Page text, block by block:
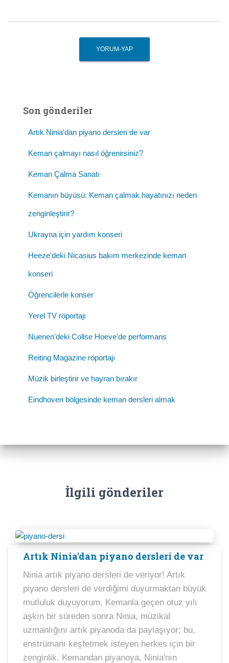
Son gönderiler
Artık Ninia'dan piyano dersleri de var
Keman çalmayı nasıl öğrenirsiniz?
Keman Çalma Sanatı
Kemanın büyüsü: Keman çalmak hayatınızı neden
zenginleştirir?
Ukrayna için yardım konseri
Heeze'deki Nicasius bakım merkezinde keman
konseri
Öğrencilerle konser
Yerel TV röportajı
Nuenen'deki Collse Hoeve'de performans
Reiting Magazine röportajı
Müzik birleştirir ve hayran bırakır
Eindhoven bölgesinde keman dersleri almak
İlgili gönderiler
Artık Ninia'dan piyano dersleri de var
Ninia artık piyano dersleri de veriyor! Artık
piyano dersleri de verdiğimi duyurmaktan büyük
mutluluk duyuyorum. Kemanla geçen otuz yılı
aşkın bir süreden sonra Ninia, müzikal
uzmanlığını artık piyanoda da paylaşıyor; bu,
enstrümanı keşfetmek isteyen herkes için bir
zenginlik. Kemandan piyanoya. Ninia'nın